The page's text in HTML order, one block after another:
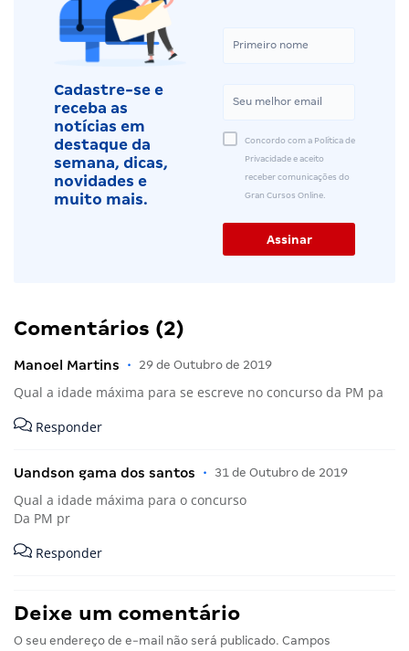
Cadastre-se e
receba as
notícias em
destaque da
semana, dicas,
novidades e
muito mais.
Concordo com a Política de
Privacidade e aceito
receber comunicações do
Gran Cursos Online.
Comentários (2)
Manoel Martins • 29 de Outubro de 2019
Qual a idade máxima para se escreve no concurso da PM pa
Responder
Uandson gama dos santos • 31 de Outubro de 2019
Qual a idade máxima para o concurso
Da PM pr
Responder
Deixe um comentário
O seu endereço de e-mail não será publicado. Campos